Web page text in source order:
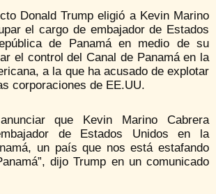
Donald Trump eligió a Kevin Marino
el cargo de embajador de Estados
de Panamá en medio de su
el control del Canal de Panamá en la
a la que ha acusado de explotar
corporaciones de EE.UU.
que Kevin Marino Cabrera
de Estados Unidos en la
un país que nos está estafando
dijo Trump en un comunicado